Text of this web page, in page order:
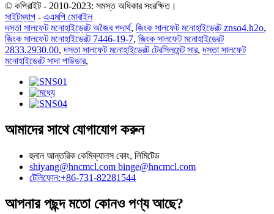
© কপিরাইট - 2010-2023: সমস্ত অধিকার সংরক্ষিত।
সাইটম্যাপ - এএমপি মোবাইল
দস্তা সালফেট মনোহাইড্রেট অজৈব পদার্থ, জিংক সালফেট মনোহাইড্রেট znso4.h2o,
জিংক সালফেট মনোহাইড্রেট 7446-19-7, জিংক সালফেট মনোহাইড্রেট
2833.2930.00,দস্তা সালফেট মনোহাইড্রেট ট্রেসিলমেন্ট সার,দস্তা সালফেট
মনোহাইড্রেট সাদা পাউডার,
আমাদের সাথে যোগাযোগ করুন
হুনান আন্তরিক কেমিক্যালস কোং, লিমিটেড
shiyang@hncmcl.com binge@hncmcl.com
টেলিফোন:+86-731-82281544
আপনার পছন্দ মতো কোনও পণ্য আছে?